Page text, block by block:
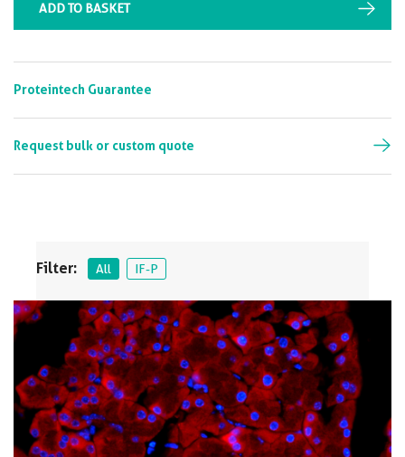
Filter: All IF-P
ADD TO BASKET
Proteintech Guarantee
Request bulk or custom quote